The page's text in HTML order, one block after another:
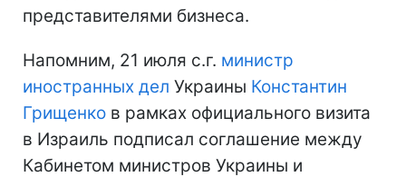
представителями бизнеса.
Напомним, 21 июля с.г. министр
иностранных дел Украины Константин
Грищенко в рамках официального визита
в Израиль подписал соглашение между
Кабинетом министров Украины и